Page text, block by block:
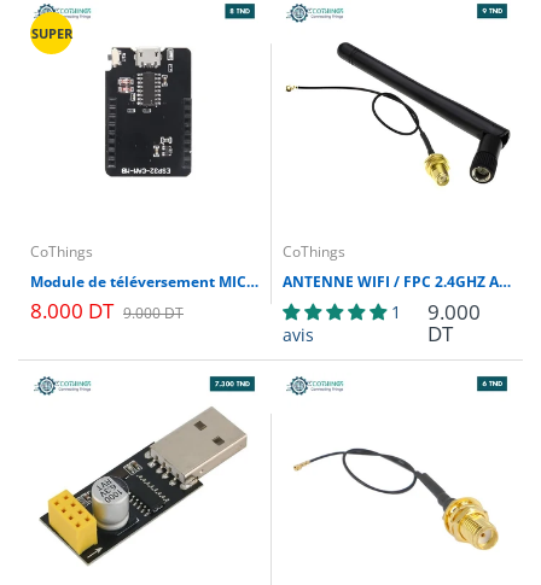
SUPER
CoThings
Module de téléversement MICRO USB pour ESP32 CAM
8.000 DT 9.000 DT
CoThings
ANTENNE WIFI / FPC 2.4GHZ AVEC CONNECTEUR IPEX 3DBI
1
avis
9.000
DT